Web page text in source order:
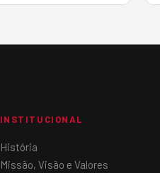
INSTITUCIONAL
História
Missão, Visão e Valores